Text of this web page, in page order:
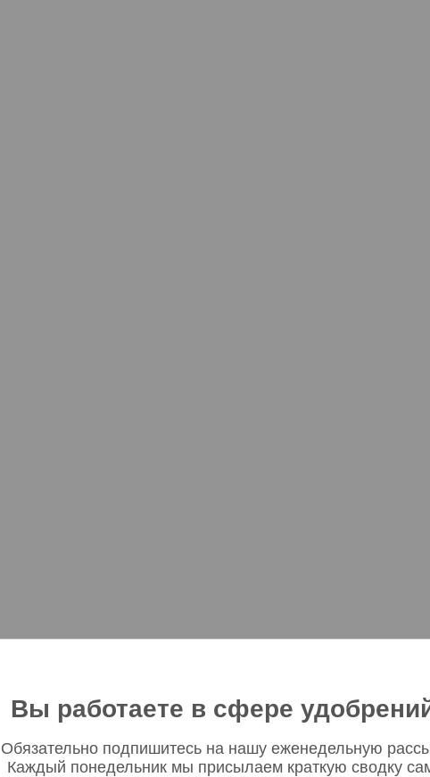
Вы работаете в сфере
Обязательно подпишитесь на нашу еженедельную
Каждый понедельник мы присылаем краткую сводку